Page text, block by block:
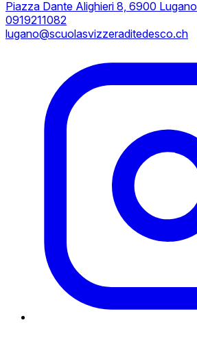
Piazza Dante Alighieri 8, 6900 Lugano
0919211082
lugano@scuolasvizzeraditedesco.ch